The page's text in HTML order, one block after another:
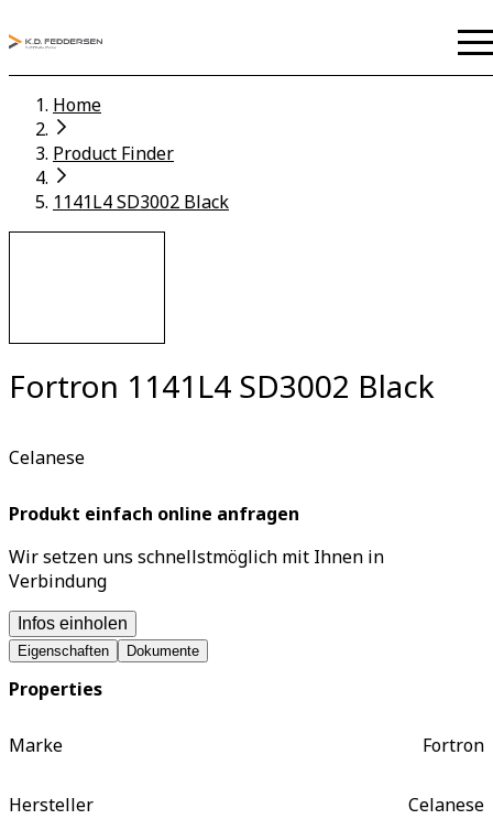
Home
Product Finder
1141L4 SD3002 Black
Fortron 1141L4 SD3002 Black
Celanese
Produkt einfach online anfragen
Wir setzen uns schnellstmöglich mit Ihnen in
Verbindung
Infos einholen
Eigenschaften Dokumente
Properties
Marke Fortron
Hersteller Celanese